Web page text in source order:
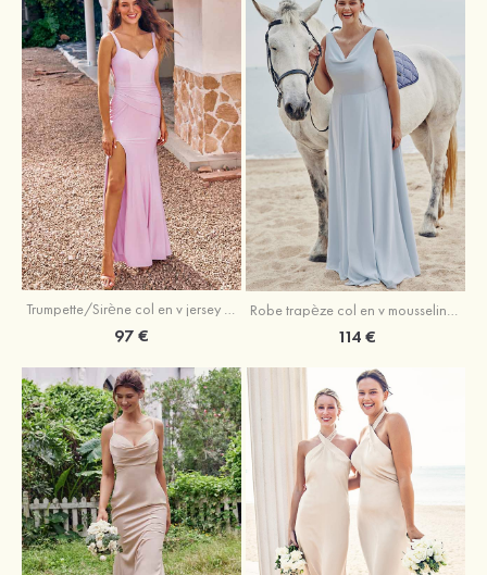
Trumpette/Sirène col en v jersey ras du sol robe de demoiselle d'honneur
97 € 114 €